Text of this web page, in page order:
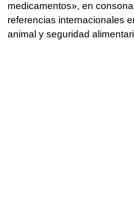
medicamentos», en
referencias internacionales
animal y seguridad